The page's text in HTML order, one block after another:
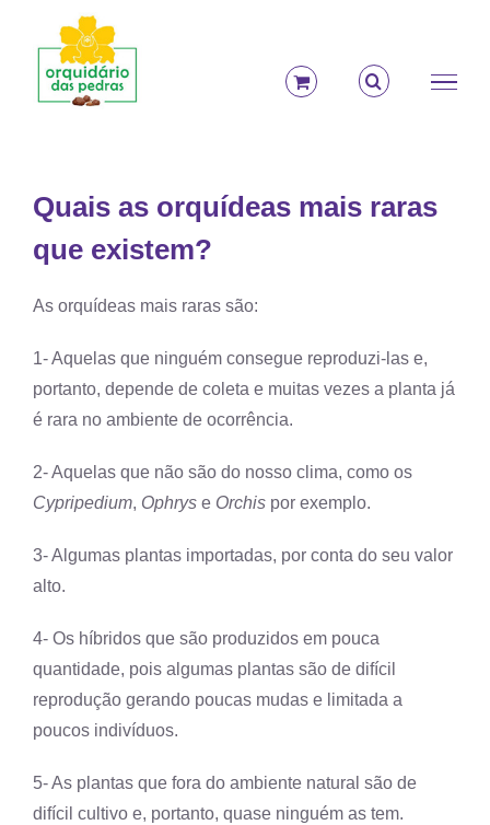
conteúdo
Quais as orquídeas mais raras
que existem?
As orquídeas mais raras são:
1- Aquelas que ninguém consegue reproduzi-las e,
portanto, depende de coleta e muitas vezes a planta já
é rara no ambiente de ocorrência.
2- Aquelas que não são do nosso clima, como os
Cypripedium, Ophrys e Orchis por exemplo.
3- Algumas plantas importadas, por conta do seu valor
alto.
4- Os híbridos que são produzidos em pouca
quantidade, pois algumas plantas são de difícil
reprodução gerando poucas mudas e limitada a
poucos indivíduos.
5- As plantas que fora do ambiente natural são de
difícil cultivo e, portanto, quase ninguém as tem.